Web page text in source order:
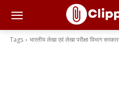
Tags भारतीय लेखा एवं लेखा परीक्षा विभाग सरकार